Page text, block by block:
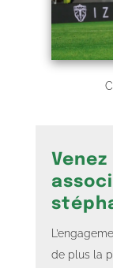
de plus la